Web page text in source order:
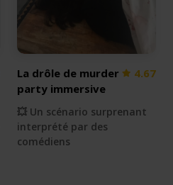
La drôle de murder
party immersive
4.67
💥 Un scénario surprenant
interprété par des
comédiens